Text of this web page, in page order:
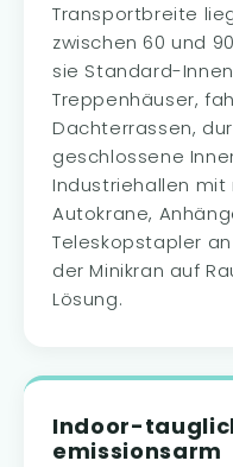
Transportbreite
zwischen 60 und
sie Standard-
Treppenhäuser,
Dachterrassen,
geschlossene
Industriehallen mit
Autokrane,
Teleskopstapler
der Minikran auf
Lösung.
Indoor-
emissionsarm